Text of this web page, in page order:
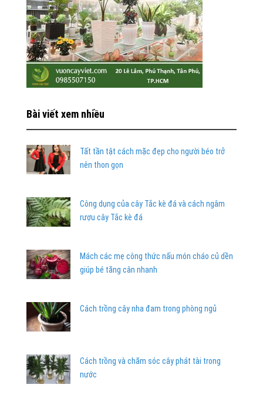
Bài viết xem nhiều
Tất tần tật cách mặc đẹp cho người béo trở
nên thon gọn
Công dụng của cây Tắc kè đá và cách ngâm
rượu cây Tắc kè đá
Mách các mẹ công thức nấu món cháo củ dền
giúp bé tăng cân nhanh
Cách trồng cây nha đam trong phòng ngủ
Cách trồng và chăm sóc cây phát tài trong
nước